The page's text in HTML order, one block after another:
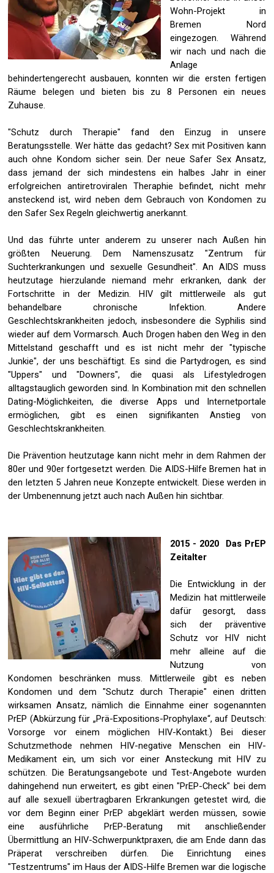
Wohn-Projekt in
Bremen Nord
eingezogen. Während
wir nach und nach die
Anlage
behindertengerecht ausbauen, konnten wir die ersten fertigen
Räume belegen und bieten bis zu 8 Personen ein neues
Zuhause.
"Schutz durch Therapie" fand den Einzug in unsere
Beratungsstelle. Wer hätte das gedacht? Sex mit Positiven kann
auch ohne Kondom sicher sein. Der neue Safer Sex Ansatz,
dass jemand der sich mindestens ein halbes Jahr in einer
erfolgreichen antiretroviralen Theraphie befindet, nicht mehr
ansteckend ist, wird neben dem Gebrauch von Kondomen zu
den Safer Sex Regeln gleichwertig anerkannt.
Und das führte unter anderem zu unserer nach Außen hin
größten Neuerung. Dem Namenszusatz "Zentrum für
Suchterkrankungen und sexuelle Gesundheit". An AIDS muss
heutzutage hierzulande niemand mehr erkranken, dank der
Fortschritte in der Medizin. HIV gilt mittlerweile als gut
behandelbare chronische Infektion. Andere
Geschlechtskrankheiten jedoch, insbesondere die Syphilis sind
wieder auf dem Vormarsch. Auch Drogen haben den Weg in den
Mittelstand geschafft und es ist nicht mehr der "typische
Junkie", der uns beschäftigt. Es sind die Partydrogen, es sind
"Uppers" und "Downers", die quasi als Lifestyledrogen
alltagstauglich geworden sind. In Kombination mit den schnellen
Dating-Möglichkeiten, die diverse Apps und Internetportale
ermöglichen, gibt es einen signifikanten Anstieg von
Geschlechtskrankheiten.
Die Prävention heutzutage kann nicht mehr in dem Rahmen der
80er und 90er fortgesetzt werden. Die AIDS-Hilfe Bremen hat in
den letzten 5 Jahren neue Konzepte entwickelt. Diese werden in
der Umbenennung jetzt auch nach Außen hin sichtbar.
2015 - 2020 Das PrEP
Zeitalter
Die Entwicklung in der
Medizin hat mittlerweile
dafür gesorgt, dass
sich der präventive
Schutz vor HIV nicht
mehr alleine auf die
Nutzung von
Kondomen beschränken muss. Mittlerweile gibt es neben
Kondomen und dem "Schutz durch Therapie" einen dritten
wirksamen Ansatz, nämlich die Einnahme einer sogenannten
PrEP (Abkürzung für „Prä-Expositions-Prophylaxe“, auf Deutsch:
Vorsorge vor einem möglichen HIV-Kontakt.) Bei dieser
Schutzmethode nehmen HIV-negative Menschen ein HIV-
Medikament ein, um sich vor einer Ansteckung mit HIV zu
schützen. Die Beratungsangebote und Test-Angebote wurden
dahingehend nun erweitert, es gibt einen "PrEP-Check" bei dem
auf alle sexuell übertragbaren Erkrankungen getestet wird, die
vor dem Beginn einer PrEP abgeklärt werden müssen, sowie
eine ausführliche PrEP-Beratung mit anschließender
Übermittlung an HIV-Schwerpunktpraxen, die am Ende dann das
Präperat verschreiben dürfen. Die Einrichtung eines
"Testzentrums" im Haus der AIDS-Hilfe Bremen war die logische